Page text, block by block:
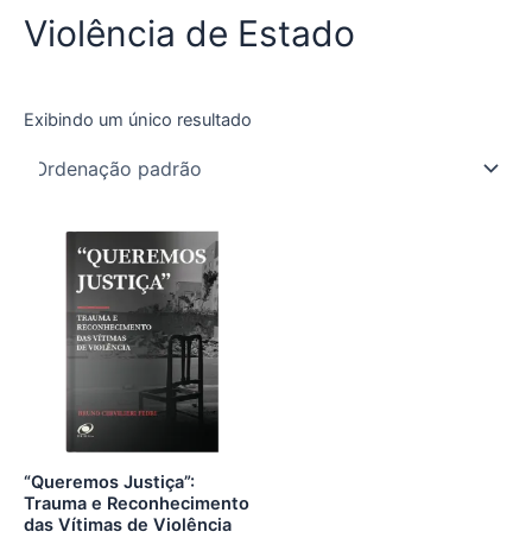
Violência de Estado
Exibindo um único resultado
“Queremos Justiça”:
Trauma e Reconhecimento
das Vítimas de Violência